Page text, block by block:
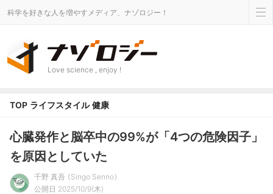
科学を好きな人を増やすメディア、ナゾロジー！
Love science , enjoy !
TOP ライフスタイル 健康
心臓発作と脳卒中の99%が「4つの危険因子」
を原因としていた
千野 真吾
Singo Senno
公開日 2025/10/9(木)